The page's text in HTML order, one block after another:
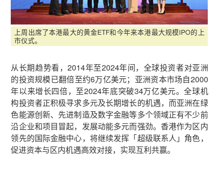
上周出席了本港最大的黄金ETF和今年来本港最大规模IPO的上
市仪式。
从长期趋势看，2014年至2024年间，全球投资者对亚洲
的投资规模已翻倍至约6万亿美元；亚洲资本市场自2000
年以来增长四倍，至2024年底突破34万亿美元。全球机
构投资者正积极寻求多元及长期增长的机遇，而亚洲在绿
色能源创新、先进制造及数字金融等多个领域正有不少前
沿企业和项目冒起，发展动能多元而强劲。香港作为区内
领先的国际金融中心，将继续发挥「超级联系人」角色，
促进资本与区内机遇高效对接，实现互利共赢。